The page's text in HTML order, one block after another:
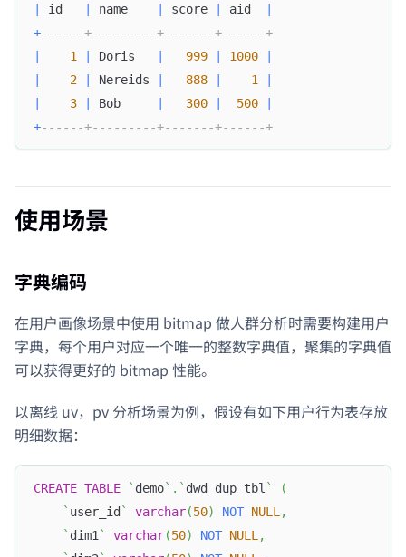
id name score aid
+------+---------+-------+------+
1 Doris 999 1000
2 Nereids 888 1
3 Bob 300 500
+------+---------+-------+------+
使用场景
字典编码
在用户画像场景中使用 bitmap 做人群分析时需要构建用户
字典，每个用户对应一个唯一的整数字典值，聚集的字典值
可以获得更好的 bitmap 性能。
以离线 uv，pv 分析场景为例，假设有如下用户行为表存放
明细数据：
CREATE TABLE ` demo` . ` dwd_dup_tbl `
(
` user_id ` varchar(50) NOT NULL ,
` dim1 ` varchar(50) NOT NULL ,